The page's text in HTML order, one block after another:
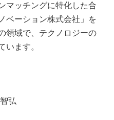
マッチングに特化した合
ベーション株式会社」を
領域で、テクノロジーの
います。
弘